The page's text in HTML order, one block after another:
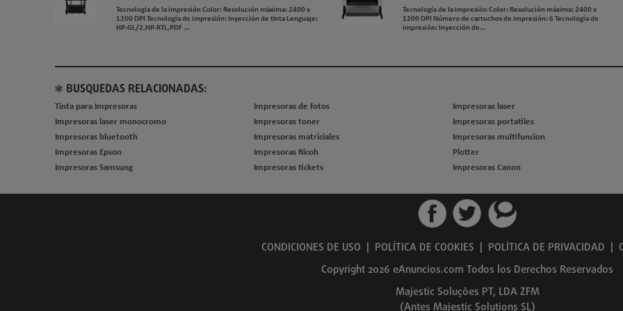
Tecnología de la impresión Color: Resolución máxima: 2400 x
1200 DPI Tecnología de impresión: Inyección de tinta Lenguaje:
HP-GL/2,HP-RTL,PDF ...
Tecnología de la impresión Color: Resolución máxima: 2400 x
1200 DPI Número de cartuchos de impresión: 6 Tecnología de
impresión: Inyección de...
BUSQUEDAS RELACIONADAS:
Tinta para Impresoras Impresoras de fotos
Impresoras laser
Impresoras laser monocromo
Impresoras toner
Impresoras portatiles
Impresoras bluetooth
Impresoras matriciales
Impresoras multifuncion
Impresoras Epson
Impresoras Ricoh
Plotter
Impresoras Samsung
Impresoras tickets Impresoras Canon
CONDICIONES DE USO POLÍTICA DE COOKIES POLÍTICA DE PRIVACIDAD
Copyright 2026 eAnuncios.com Todos los Derechos Reservados
Majestic Soluções PT, LDA ZFM
(Antes Majestic Solutions SL)